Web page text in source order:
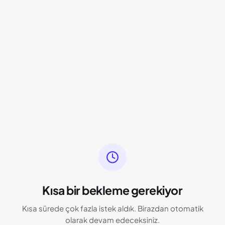
Kısa bir bekleme gerekiyor
Kısa sürede çok fazla istek aldık. Birazdan otomatik
olarak devam edeceksiniz.